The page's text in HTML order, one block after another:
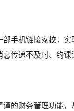
手机链接家校，
传递不及时、约
的财务管理功能